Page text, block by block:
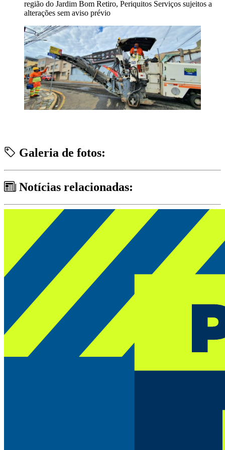
região do Jardim Bom Retiro, Periquitos Serviços sujeitos a
alterações sem aviso prévio
Galeria de fotos:
Notícias relacionadas: